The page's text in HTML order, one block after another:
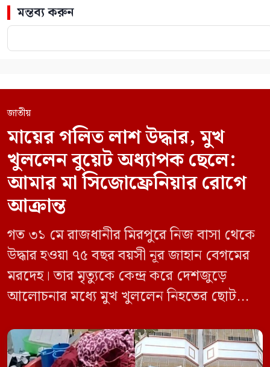
মন্তব্য করুন
জাতীয়
মায়ের গলিত লাশ উদ্ধার, মুখ
খুললেন বুয়েট অধ্যাপক ছেলে:
আমার মা সিজোফ্রেনিয়ার রোগে
আক্রান্ত
গত ৩১ মে রাজধানীর মিরপুরে নিজ বাসা থেকে
উদ্ধার হওয়া ৭৫ বছর বয়সী নূর জাহান বেগমের
মরদেহ। তার মৃত্যুকে কেন্দ্র করে দেশজুড়ে
আলোচনার মধ্যে মুখ খুললেন নিহতের ছোট
(বুয়েট) অধ্যাপক একেএম আশিকুর রহমান।
তিনি পরিবারের বিরুদ্ধে ছড়ানো বিভিন্ন তথ্যকে